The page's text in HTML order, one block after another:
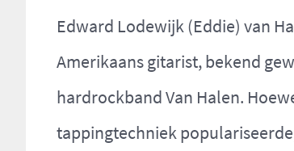
Edward Lodewijk (Eddie) van
Amerikaans gitarist, bekend
hardrockband Van Halen.
tappingtechniek